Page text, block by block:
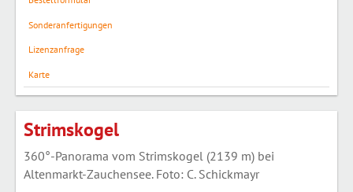
Sonderanfertigungen
Lizenzanfrage
Karte
Strimskogel
360°-Panorama vom Strimskogel (2139 m) bei
Altenmarkt-Zauchensee. Foto: C. Schickmayr